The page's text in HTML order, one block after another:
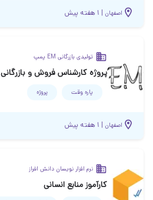
اصفهان | ۱ هفته پیش
تولیدی بازرگانی EM پمپ
پروژه کارشناس فروش و بازرگانی
پاره وقت پروژه
اصفهان | ۱ هفته پیش
نرم افزار نویسان دانش افراز
کارآموز منابع انسانی